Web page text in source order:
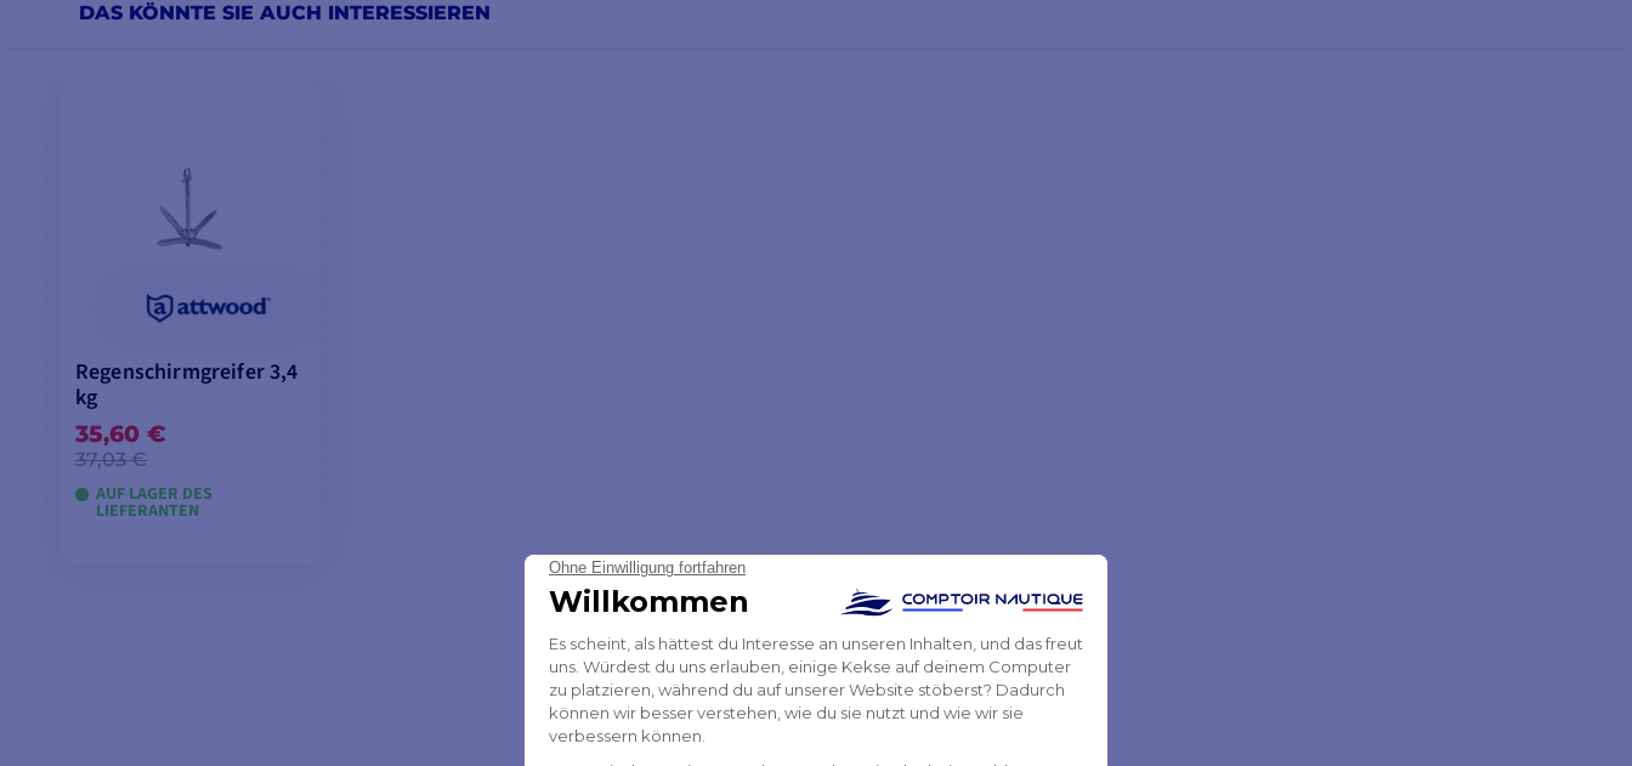
DAS KÖNNTE SIE AUCH INTERESSIEREN
Regenschirmgreifer 3,4
kg
35,60 €
37,03 €
AUF LAGER DES
LIEFERANTEN